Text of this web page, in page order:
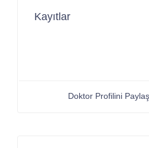
Kayıtlar
Doktor Profilini